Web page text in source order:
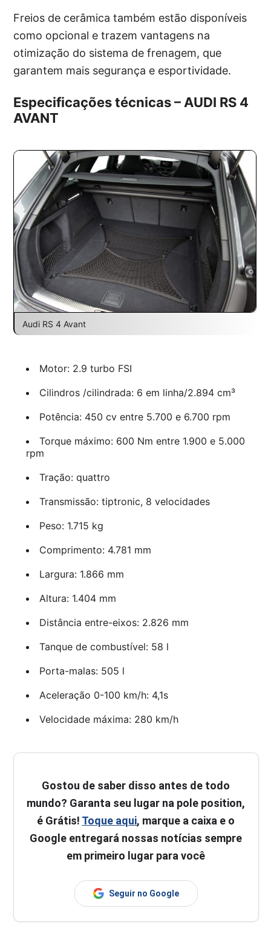
Freios de cerâmica também estão disponíveis
como opcional e trazem vantagens na
otimização do sistema de frenagem, que
garantem mais segurança e esportividade.
Especificações técnicas – AUDI RS 4
AVANT
Audi RS 4 Avant
Motor: 2.9 turbo FSI
Cilindros /cilindrada: 6 em linha/2.894 cm³
Potência: 450 cv entre 5.700 e 6.700 rpm
Torque máximo: 600 Nm entre 1.900 e 5.000
rpm
Tração: quattro
Transmissão: tiptronic, 8 velocidades
Peso: 1.715 kg
Comprimento: 4.781 mm
Largura: 1.866 mm
Altura: 1.404 mm
Distância entre-eixos: 2.826 mm
Tanque de combustível: 58 l
Porta-malas: 505 l
Aceleração 0-100 km/h: 4,1s
Velocidade máxima: 280 km/h
Gostou de saber disso antes de todo
mundo? Garanta seu lugar na pole position,
é Grátis! Toque aqui, marque a caixa e o
Google entregará nossas notícias sempre
em primeiro lugar para você
Seguir no Google